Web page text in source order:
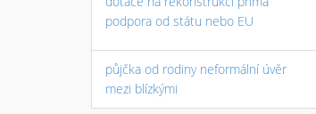
podpora od státu nebo EU
půjčka od rodiny neformální úvěr
mezi blízkými